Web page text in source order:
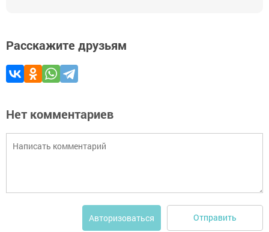
Расскажите друзьям
Нет комментариев
Авторизоваться Отправить